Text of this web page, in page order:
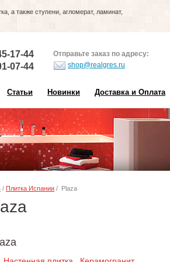
а также ступени, агломерат, ламинат,
17-44
07-44
Отправьте заказ по адресу:
shop@realgres.ru
Статьи Новинки Доставка и Оплата
/ Плитка Испании / Plaza